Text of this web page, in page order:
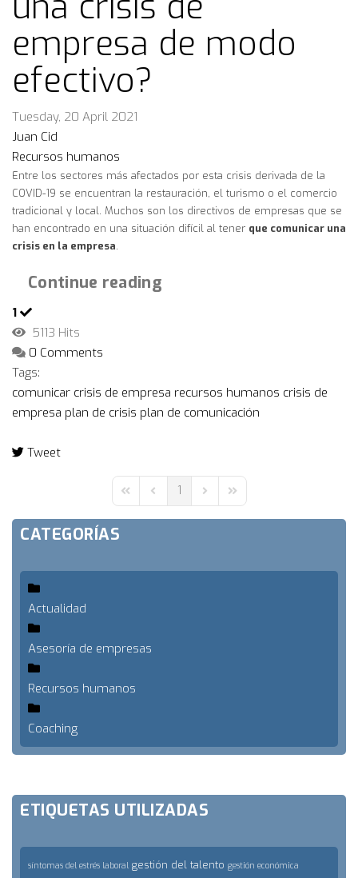
empresa de modo
efectivo?
Tuesday, 20 April 2021
Juan Cid
Recursos humanos
Entre los sectores más afectados por esta crisis derivada de la
COVID-19 se encuentran la restauración, el turismo o el comercio
tradicional y local. Muchos son los directivos de empresas que se
han encontrado en una situación difícil al tener que comunicar una
crisis en la empresa.
Continue reading
1
5113 Hits
0 Comments
Tags:
comunicar crisis de empresa recursos humanos crisis de
empresa plan de crisis plan de comunicación
Tweet
First PagePrevious Page
1 Next PageLast Page
CATEGORÍAS
Actualidad
Asesoría de empresas
Recursos humanos
Coaching
ETIQUETAS UTILIZADAS
síntomas del estrés laboral gestión del talento gestión económica